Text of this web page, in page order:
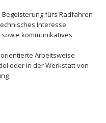
fürs Radfahren
Interesse
kommunikatives
Arbeitsweise
oder in der Werkstatt von